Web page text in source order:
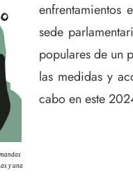
y una
enfrentamientos
sede
populares de un
las medidas y
cabo en este